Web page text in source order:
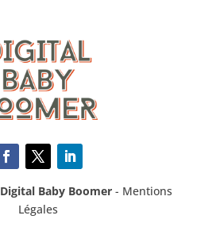
Digital Baby Boomer- Mentions
Légales